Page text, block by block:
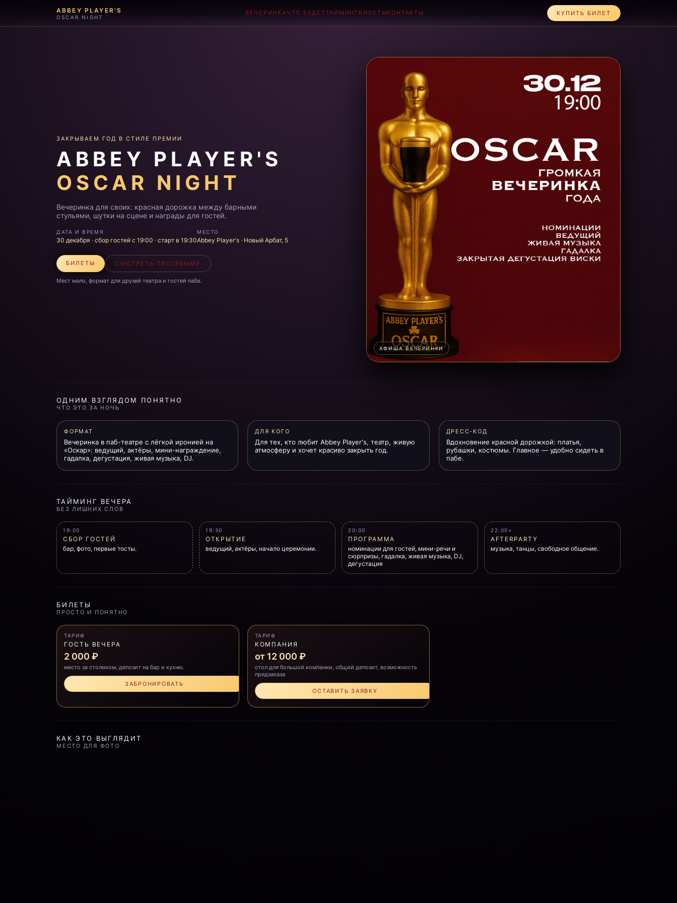
ABBEY PLAYER'S
OSCAR NIGHT
ВЕЧЕРИНКА ЧТО БУДЕТТАЙМИНГ БИЛЕТЫКОНТАКТЫ КУПИТЬ БИЛЕТ
ЗАКРЫВАЕМ ГОД В СТИЛЕ ПРЕМИИ
ABBEY PLAYER'S
OSCAR NIGHT
Вечеринка для своих: красная дорожка между барными
стульями, шутки на сцене и награды для гостей.
ДАТА И ВРЕМЯ
30 декабря · сбор гостей с 19:00 · старт в 19:30
МЕСТО
Abbey Player's · Новый Арбат, 5
БИЛЕТЫ СМОТРЕТЬ ПРОГРАММУ
Мест мало, формат для друзей театра и гостей паба.
АФИША ВЕЧЕРИНКИ
ОДНИМ ВЗГЛЯДОМ ПОНЯТНО
ЧТО ЭТО ЗА НОЧЬ
ФОРМАТ
Вечеринка в паб-театре с лёгкой иронией на
«Оскар»: ведущий, актёры, мини-награждение,
гадалка, дегустация, живая музыка, DJ.
ДЛЯ КОГО
Для тех, кто любит Abbey Player's, театр, живую
атмосферу и хочет красиво закрыть год.
ДРЕСС-КОД
Вдохновение красной дорожкой: платья,
рубашки, костюмы. Главное — удобно сидеть в
пабе.
ТАЙМИНГ ВЕЧЕРА
БЕЗ ЛИШНИХ СЛОВ
19:00
СБОР ГОСТЕЙ
бар, фото, первые тосты.
19:30
ОТКРЫТИЕ
ведущий, актёры, начало церемонии.
20:00
ПРОГРАММА
номинации для гостей, мини-речи и
сюрпризы, гадалка, живая музыка, DJ,
дегустация
22:00+
AFTERPARTY
музыка, танцы, свободное общение.
БИЛЕТЫ
ПРОСТО И ПОНЯТНО
ТАРИФ
ГОСТЬ ВЕЧЕРА
2 000 ₽
место за столиком, депозит на бар и кухню.
ЗАБРОНИРОВАТЬ
ТАРИФ
КОМПАНИЯ
от 12 000 ₽
стол для большой компании, общий депозит, возможность
предзаказа
ОСТАВИТЬ ЗАЯВКУ
КАК ЭТО ВЫГЛЯДИТ
МЕСТО ДЛЯ ФОТО